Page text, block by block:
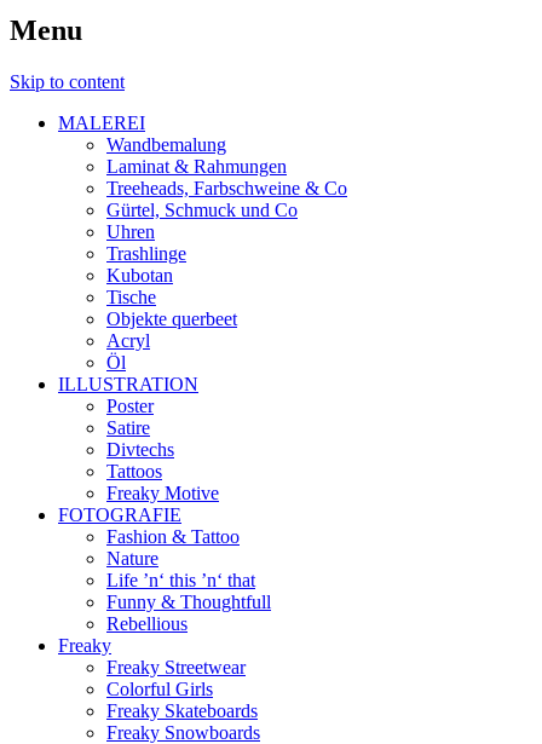
Menu
Skip to content
MALEREI
Wandbemalung
Laminat & Rahmungen
Treeheads, Farbschweine & Co
Gürtel, Schmuck und Co
Uhren
Trashlinge
Kubotan
Tische
Objekte querbeet
Acryl
Öl
ILLUSTRATION
Poster
Satire
Divtechs
Tattoos
Freaky Motive
FOTOGRAFIE
Fashion & Tattoo
Nature
Life ’n‘ this ’n‘ that
Funny & Thoughtfull
Rebellious
Freaky
Freaky Streetwear
Colorful Girls
Freaky Skateboards
Freaky Snowboards